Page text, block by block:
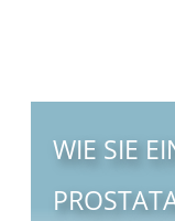
WIE SIE